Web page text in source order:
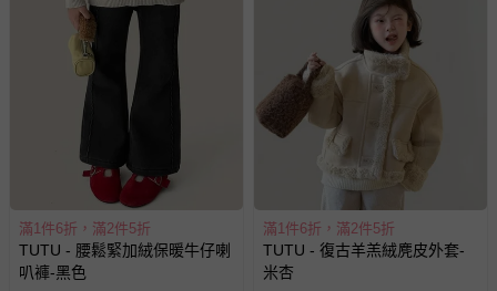
滿1件6折，滿2件5折
TUTU - 腰鬆緊加絨保暖牛仔喇
叭褲-黑色
滿1件6折，滿2件5折
TUTU - 復古羊羔絨麂皮外套-
米杏